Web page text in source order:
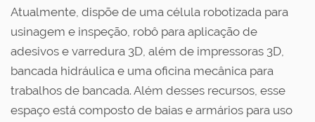
Atualmente, dispõe de uma célula robotizada para
usinagem e inspeção, robô para aplicação de
adesivos e varredura 3D, além de impressoras 3D,
bancada hidráulica e uma oficina mecânica para
trabalhos de bancada. Além desses recursos, esse
espaço está composto de baias e armários para uso